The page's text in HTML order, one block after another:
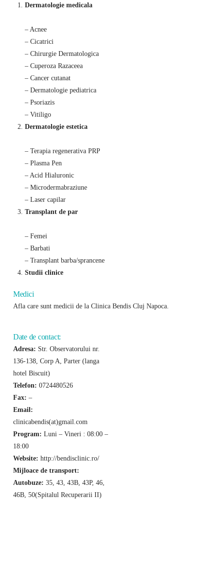
Dermatologie medicala
– Acnee
– Cicatrici
– Chirurgie Dermatologica
– Cuperoza Razaceea
– Cancer cutanat
– Dermatologie pediatrica
– Psoriazis
– Vitiligo
Dermatologie estetica
– Terapia regenerativa PRP
– Plasma Pen
– Acid Hialuronic
– Microdermabraziune
– Laser capilar
Transplant de par
– Femei
– Barbati
– Transplant barba/sprancene
Studii clinice
Medici
Afla care sunt medicii de la Clinica Bendis Cluj Napoca.
Date de contact:
Adresa: Str. Observatorului nr.
136-138, Corp A, Parter (langa
hotel Biscuit)
Telefon: 0724480526
Fax: –
Email:
clinicabendis(at)gmail.com
Program: Luni – Vineri : 08:00 –
18:00
Website: http://bendisclinic.ro/
Mijloace de transport:
Autobuze: 35, 43, 43B, 43P, 46,
46B, 50(Spitalul Recuperarii II)